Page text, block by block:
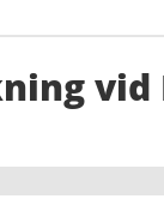
vid